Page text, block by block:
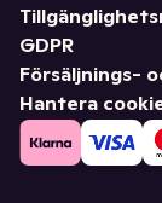
GDPR
Försäljnings-
Hantera